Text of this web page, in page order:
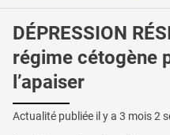
DÉPRESSION
régime cétogène
l’apaiser
Actualité publiée il y a 3 mois 2